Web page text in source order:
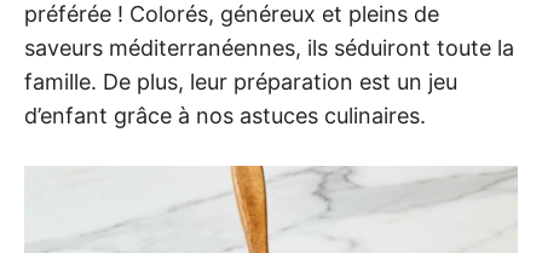
préférée ! Colorés, généreux et pleins de
saveurs méditerranéennes, ils séduiront toute la
famille. De plus, leur préparation est un jeu
d’enfant grâce à nos astuces culinaires.